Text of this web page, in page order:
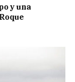
y una